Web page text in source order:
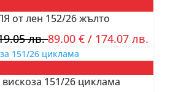
от лен 152/26 жълто
лв.89.00€ / 174.07 лв.
151/26 циклама